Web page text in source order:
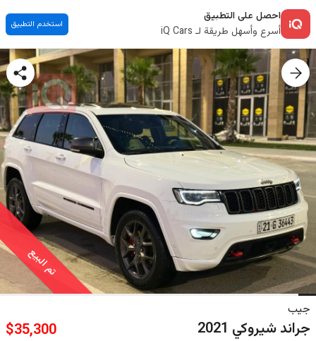
احصل على التطبيق
أسرع وأسهل طريقة لـ iQ Cars
استخدم التطبيق
تم البيع
جيب
جراند شيروكي 2021
$35,300